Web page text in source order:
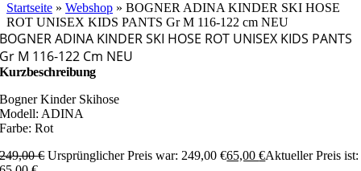
Startseite » Webshop » BOGNER ADINA KINDER SKI HOSE
ROT UNISEX KIDS PANTS Gr M 116-122 cm NEU
BOGNER ADINA KINDER SKI HOSE ROT UNISEX KIDS PANTS
Gr M 116-122 Cm NEU
Kurzbeschreibung
Bogner Kinder Skihose
Modell: ADINA
Farbe: Rot
249,00€ Ursprünglicher Preis war: 249,00 €65,00€Aktueller Preis ist: